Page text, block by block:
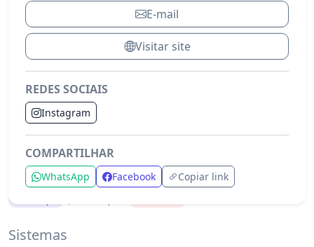
E-mail
Visitar site
REDES SOCIAIS
Instagram
COMPARTILHAR
WhatsApp Facebook Copiar link
LN SISTEMAS Destaque
Sistemas